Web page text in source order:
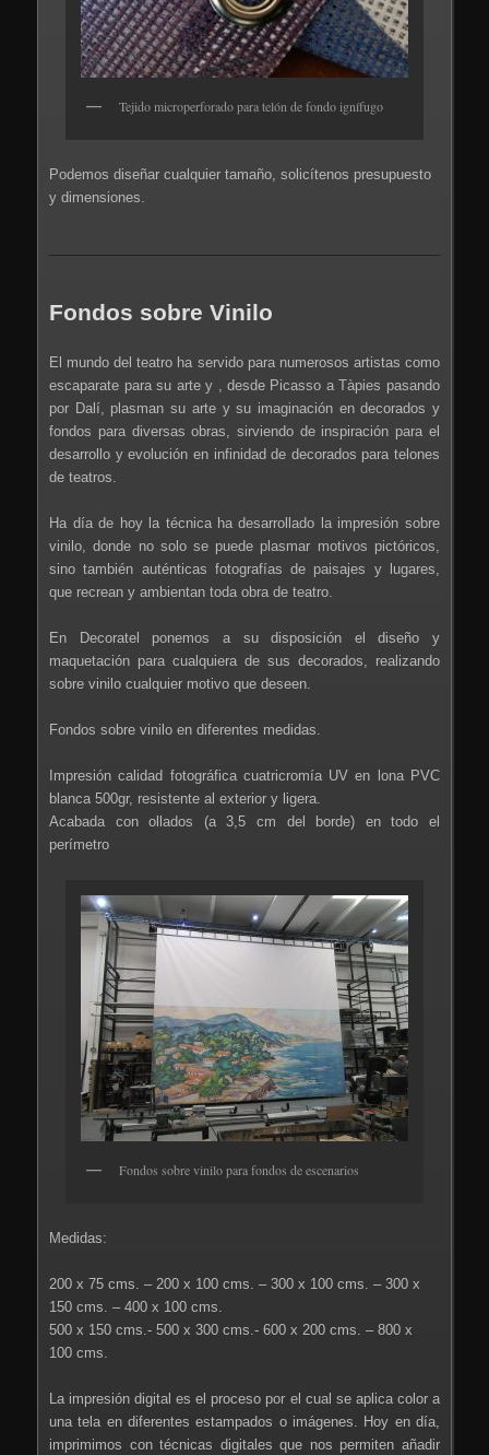
Tejido microperforado para telón de fondo ignífugo
Podemos diseñar cualquier tamaño, solicítenos presupuesto
y dimensiones.
Fondos sobre Vinilo
El mundo del teatro ha servido para numerosos artistas como
escaparate para su arte y , desde Picasso a Tàpies pasando
por Dalí, plasman su arte y su imaginación en decorados y
fondos para diversas obras, sirviendo de inspiración para el
desarrollo y evolución en infinidad de decorados para telones
de teatros.
Ha día de hoy la técnica ha desarrollado la impresión sobre
vinilo, donde no solo se puede plasmar motivos pictóricos,
sino también auténticas fotografías de paisajes y lugares,
que recrean y ambientan toda obra de teatro.
En Decoratel ponemos a su disposición el diseño y
maquetación para cualquiera de sus decorados, realizando
sobre vinilo cualquier motivo que deseen.
Fondos sobre vinilo en diferentes medidas.
Impresión calidad fotográfica cuatricromía UV en lona PVC
blanca 500gr, resistente al exterior y ligera.
Acabada con ollados (a 3,5 cm del borde) en todo el
perímetro
Fondos sobre vinilo para fondos de escenarios
Medidas:
200 x 75 cms. – 200 x 100 cms. – 300 x 100 cms. – 300 x
150 cms. – 400 x 100 cms.
500 x 150 cms.- 500 x 300 cms.- 600 x 200 cms. – 800 x
100 cms.
La impresión digital es el proceso por el cual se aplica color a
una tela en diferentes estampados o imágenes. Hoy en día,
imprimimos con técnicas digitales que nos permiten añadir